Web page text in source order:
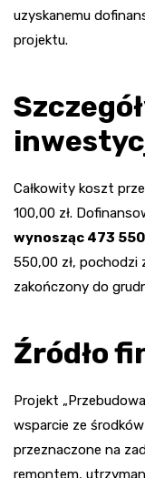
uzyskanemu
projektu.
Całkowity koszt
100,00 zł.
wynosząc 473
550,00 zł,
zakończony do
Źródło
Projekt
wsparcie ze
przeznaczone na
remontem,